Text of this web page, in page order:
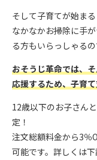
そして子育てが始ま
なかなかお掃除に手
る方もいらっしゃる
おそうじ革命では、
応援するため、子育
12歳以下のお子さん
定！
注文総額料金から3％
可能です。詳しくは下